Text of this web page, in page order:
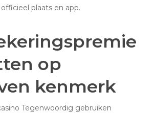
officieel plaats en app.
op
kenmerk
Tegenwoordig gebruiken